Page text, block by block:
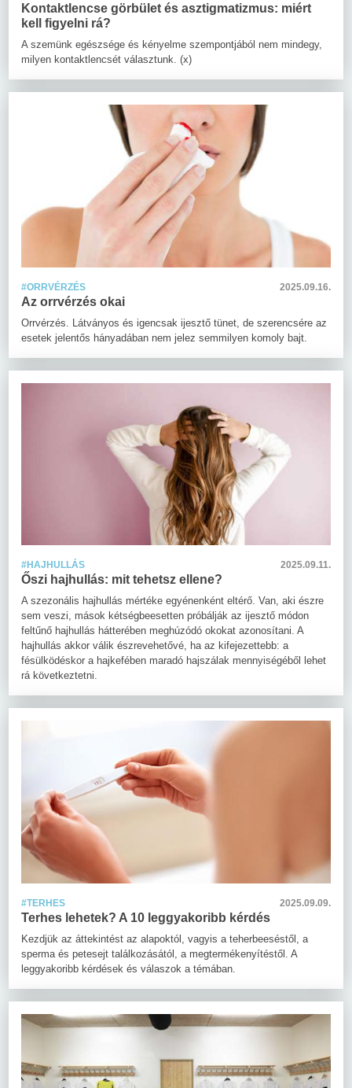
Kontaktlencse görbület és asztigmatizmus: miért
kell figyelni rá?
A szemünk egészsége és kényelme szempontjából nem mindegy,
milyen kontaktlencsét választunk. (x)
#ORRVÉRZÉS 2025.09.16.
Az orrvérzés okai
Orrvérzés. Látványos és igencsak ijesztő tünet, de szerencsére az
esetek jelentős hányadában nem jelez semmilyen komoly bajt.
#HAJHULLÁS 2025.09.11.
Őszi hajhullás: mit tehetsz ellene?
A szezonális hajhullás mértéke egyénenként eltérő. Van, aki észre
sem veszi, mások kétségbeesetten próbálják az ijesztő módon
feltűnő hajhullás hátterében meghúzódó okokat azonosítani. A
hajhullás akkor válik észrevehetővé, ha az kifejezettebb: a
fésülködéskor a hajkefében maradó hajszálak mennyiségéből lehet
rá következtetni.
#TERHES 2025.09.09.
Terhes lehetek? A 10 leggyakoribb kérdés
Kezdjük az áttekintést az alapoktól, vagyis a teherbeeséstől, a
sperma és petesejt találkozásától, a megtermékenyítéstől. A
leggyakoribb kérdések és válaszok a témában.